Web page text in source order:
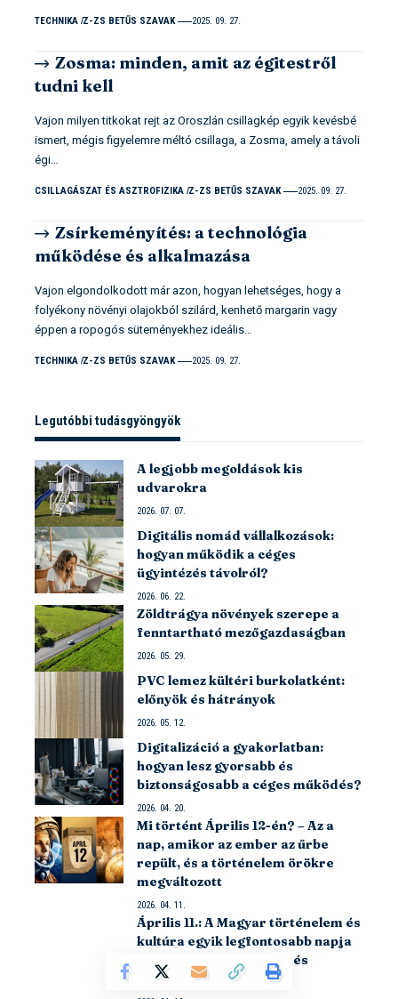
TECHNIKA Z-ZS BETŰS SZAVAK 2025. 09. 27.
Zosma: minden, amit az égitestről
tudni kell
Vajon milyen titkokat rejt az Oroszlán csillagkép egyik kevésbé
ismert, mégis figyelemre méltó csillaga, a Zosma, amely a távoli
égi…
CSILLAGÁSZAT ÉS ASZTROFIZIKA Z-ZS BETŰS SZAVAK 2025. 09. 27.
Zsírkeményítés: a technológia
működése és alkalmazása
Vajon elgondolkodott már azon, hogyan lehetséges, hogy a
folyékony növényi olajokból szilárd, kenhető margarin vagy
éppen a ropogós süteményekhez ideális…
TECHNIKA Z-ZS BETŰS SZAVAK 2025. 09. 27.
Legutóbbi tudásgyöngyök
A legjobb megoldások kis
udvarokra
2026. 07. 07.
Digitális nomád vállalkozások:
hogyan működik a céges
ügyintézés távolról?
2026. 06. 22.
Zöldtrágya növények szerepe a
fenntartható mezőgazdaságban
2026. 05. 29.
PVC lemez kültéri burkolatként:
előnyök és hátrányok
2026. 05. 12.
Digitalizáció a gyakorlatban:
hogyan lesz gyorsabb és
biztonságosabb a céges működés?
2026. 04. 20.
Mi történt Április 12-én? – Az a
nap, amikor az ember az űrbe
repült, és a történelem örökre
megváltozott
2026. 04. 11.
Április 11.: A Magyar történelem és
kultúra egyik legfontosabb napja
események, évfordulók és
emlékezetes pillanatok